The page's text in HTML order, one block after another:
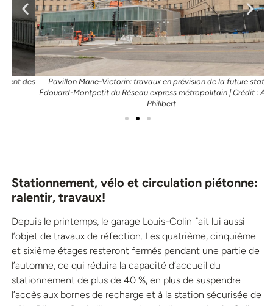
Pavillon Marie-Victorin: travaux en prévision de la future station
Édouard-Montpetit du Réseau express métropolitain | Crédit : Amélie
Philibert
Stationnement, vélo et circulation piétonne:
ralentir, travaux!
Depuis le printemps, le garage Louis-Colin fait lui aussi
l’objet de travaux de réfection. Les quatrième, cinquième
et sixième étages resteront fermés pendant une partie de
l’automne, ce qui réduira la capacité d’accueil du
stationnement de plus de 40 %, en plus de suspendre
l’accès aux bornes de recharge et à la station sécurisée de